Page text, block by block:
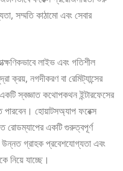
সম্মতি কাঠামো এবং সেবার
লাইভ এবং গতিশীল
ক্রয়, নগদীকরণ বা রেমিট্যান্সের
স্বজ্ঞাত কথোপকথন ইন্টারফেসের
পারবেন। হোয়াটসঅ্যাপ ফরেক্স
রোডম্যাপের একটি গুরুত্বপূর্ণ
গ্রাহক প্রবেশযোগ্যতা এবং
নিয়ে যাচ্ছে।